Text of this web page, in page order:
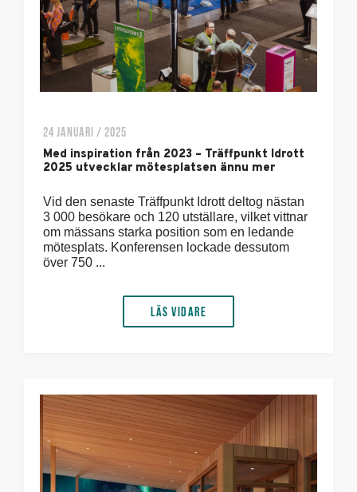
24 JANUARI / 2025
Med inspiration från 2023 – Träffpunkt Idrott
2025 utvecklar mötesplatsen ännu mer
Vid den senaste Träffpunkt Idrott deltog nästan
3 000 besökare och 120 utställare, vilket vittnar
om mässans starka position som en ledande
mötesplats. Konferensen lockade dessutom
över 750 ...
Läs vidare